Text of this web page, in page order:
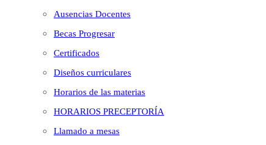
Ausencias Docentes
Becas Progresar
Certificados
Diseños curriculares
Horarios de las materias
HORARIOS PRECEPTORÍA
Llamado a mesas